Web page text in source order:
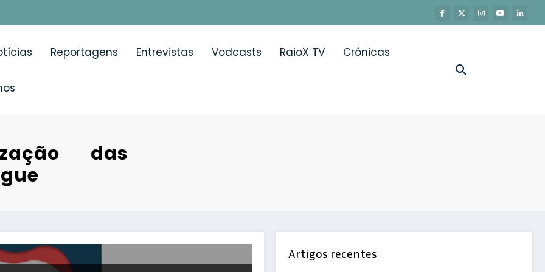
Reportagens Entrevistas Vodcasts RaioX TV Crónicas
das
múltiplo Artigos recentes